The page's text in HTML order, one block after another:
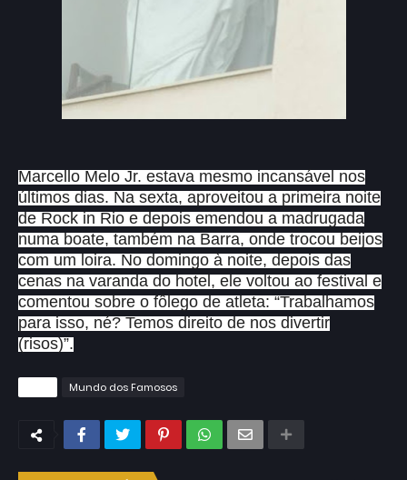
Marcello Melo Jr. estava mesmo incansável nos
últimos dias. Na sexta, aproveitou a primeira noite
de Rock in Rio e depois emendou a madrugada
numa boate, também na Barra, onde trocou beijos
com um loira. No domingo à noite, depois das
cenas na varanda do hotel, ele voltou ao festival e
comentou sobre o fôlego de atleta: “Trabalhamos
para isso, né? Temos direito de nos divertir
(risos)”.
Mundo dos Famosos